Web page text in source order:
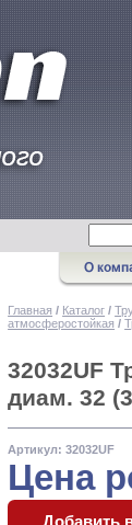
Главная / Каталог /
атмосферостойкая /
32032UF
диам. 32
Артикул: 32032UF
Цена